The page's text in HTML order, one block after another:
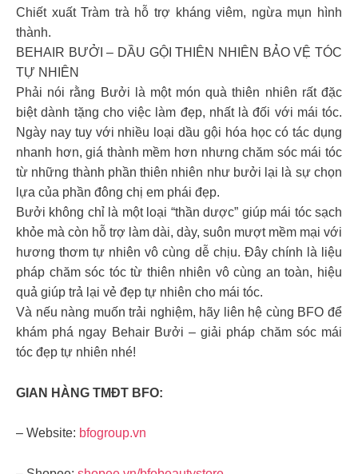
Chiết xuất Tràm trà hỗ trợ kháng viêm, ngừa mụn hình
thành.
BEHAIR BƯỞI – DẦU GỘI THIÊN NHIÊN BẢO VỆ TÓC
TỰ NHIÊN
Phải nói rằng Bưởi là một món quà thiên nhiên rất đặc
biệt dành tặng cho việc làm đẹp, nhất là đối với mái tóc.
Ngày nay tuy với nhiều loại dầu gội hóa học có tác dụng
nhanh hơn, giá thành mềm hơn nhưng chăm sóc mái tóc
từ những thành phần thiên nhiên như bưởi lại là sự chọn
lựa của phần đông chị em phái đẹp.
Bưởi không chỉ là một loại “thần dược” giúp mái tóc sạch
khỏe mà còn hỗ trợ làm dài, dày, suôn mượt mềm mại với
hương thơm tự nhiên vô cùng dễ chịu. Đây chính là liệu
pháp chăm sóc tóc từ thiên nhiên vô cùng an toàn, hiệu
quả giúp trả lại vẻ đẹp tự nhiên cho mái tóc.
Và nếu nàng muốn trải nghiệm, hãy liên hệ cùng BFO để
khám phá ngay Behair Bưởi – giải pháp chăm sóc mái
tóc đẹp tự nhiên nhé!
GIAN HÀNG TMĐT BFO:
– Website: bfogroup.vn